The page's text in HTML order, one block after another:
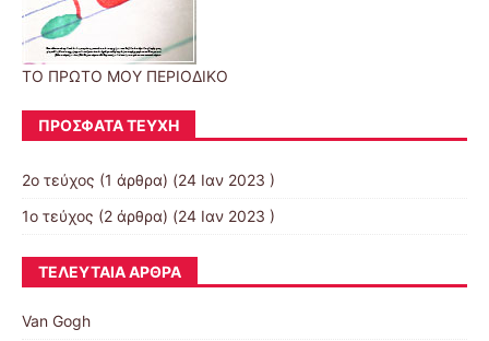
ΤΟ ΠΡΩΤΟ ΜΟΥ ΠΕΡΙΟΔΙΚΟ
ΠΡΌΣΦΑΤΑ ΤΕΎΧΗ
2ο τεύχος (1 άρθρα) (24 Ιαν 2023 )
1ο τεύχος (2 άρθρα) (24 Ιαν 2023 )
ΤΕΛΕΥΤΑΊΑ ΆΡΘΡΑ
Van Gogh